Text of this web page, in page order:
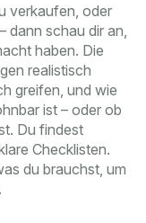
verkaufen, oder
dann schau dir an,
haben. Die
realistisch
greifen, und wie
ist – oder ob
Du findest
Checklisten.
du brauchst, um